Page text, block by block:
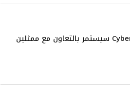
مطور Cyberpunk 2077 سيستمر بالتعاون مع ممثلين